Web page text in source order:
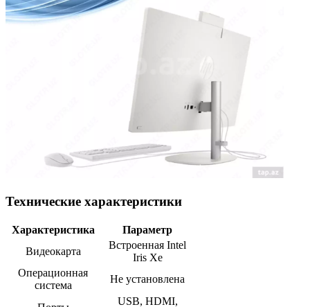
Технические характеристики
Характеристика
Параметр
Видеокарта
Встроенная Intel
Iris Xe
Операционная
система
Не установлена
USB, HDMI,